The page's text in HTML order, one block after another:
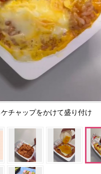
チャップをかけて盛り付け